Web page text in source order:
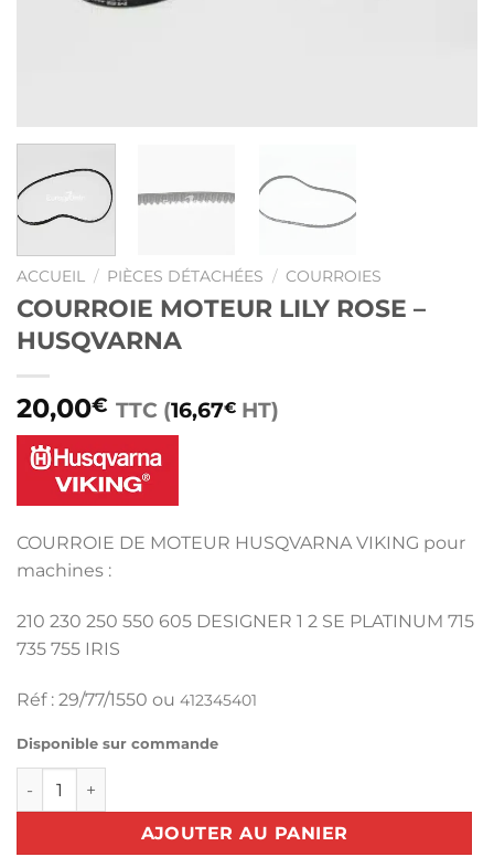
ACCUEIL / PIÈCES DÉTACHÉES / COURROIES
COURROIE MOTEUR LILY ROSE –
HUSQVARNA
20,00€ TTC (16,67€ HT)
COURROIE DE MOTEUR HUSQVARNA VIKING pour
machines :
210 230 250 550 605 DESIGNER 1 2 SE PLATINUM 715
735 755 IRIS
Réf : 29/77/1550 ou 412345401
Disponible sur commande
quantité de COURROIE MOTEUR LILY ROSE - HUSQVARNA
AJOUTER AU PANIER